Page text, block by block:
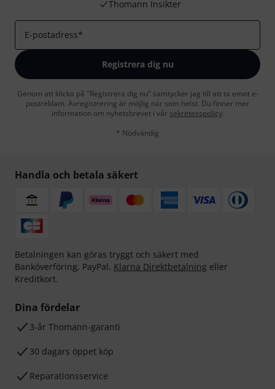
Thomann Insikter
E-postadress*
Registrera dig nu
Genom att klicka på "Registrera dig nu" samtycker jag till att ta emot e-
postreklam. Avregistrering är möjlig när som helst. Du finner mer
information om nyhetsbrevet i vår sekretesspolicy.
* Nödvändig
Handla och betala säkert
Betalningen kan göras tryggt och säkert med
Banköverföring, PayPal, Klarna Direktbetalning eller
Kreditkort.
Dina fördelar
3-år Thomann-garanti
30 dagars öppet köp
Reparationsservice